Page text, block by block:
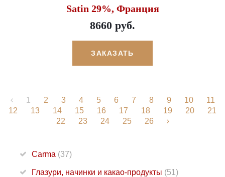
Satin 29%, Франция
8660 руб.
ЗАКАЗАТЬ
1 2 3 4 5 6 7 8 9 10
11
12
13 14 15 16 17 18 19 20
21
22
23 24 25 26
Carma (37)
Глазури, начинки и какао-продукты (51)